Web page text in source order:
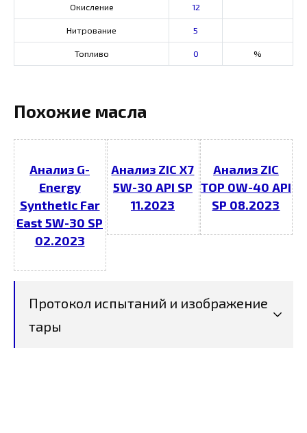
Окисление 12
Нитрование 5
Топливо 0 %
Похожие масла
Анализ G-
Energy
Synthetic Far
East 5W-30 SP
02.2023
Анализ ZIC X7
5W-30 API SP
11.2023
Анализ ZIC
TOP 0W-40 API
SP 08.2023
Протокол испытаний и изображение
тары